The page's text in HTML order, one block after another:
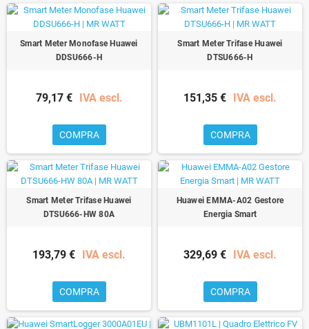
Smart Meter Monofase Huawei
DDSU666-H
79,17 € IVA escl.
COMPRA
Smart Meter Trifase Huawei
DTSU666-H
151,35 € IVA escl.
COMPRA
Smart Meter Trifase Huawei
DTSU666-HW 80A
193,79 € IVA escl.
COMPRA
Huawei EMMA-A02 Gestore
Energia Smart
329,69 € IVA escl.
COMPRA